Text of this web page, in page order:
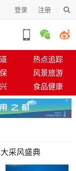
登录 注册
热点追踪
风景旅游
食品健康
采风盛典